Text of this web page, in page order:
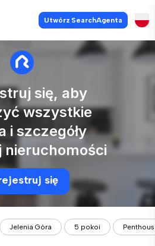
Utwórz SearchAgenta
się, aby
wszystkie
i szczegóły
nieruchomości
się
Jelenia Góra 5 pokoi